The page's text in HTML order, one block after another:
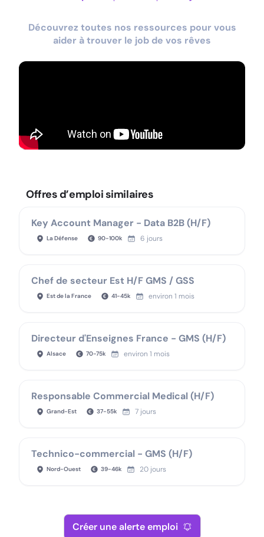
Découvrez toutes nos ressources pour vous
aider à trouver le job de vos rêves
Offres d’emploi similaires
Key Account Manager - Data B2B (H/F)
La Défense 90-100k 6 jours
Chef de secteur Est H/F GMS / GSS
Est de la France 41-45k environ 1 mois
Directeur d'Enseignes France - GMS (H/F)
Alsace 70-75k environ 1 mois
Responsable Commercial Medical (H/F)
Grand-Est 37-55k 7 jours
Technico-commercial - GMS (H/F)
Nord-Ouest 39-46k 20 jours
Créer une alerte emploi